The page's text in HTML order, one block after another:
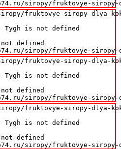
siropy/fruktovye-
fruktovye-siropy-dlya-
Tygh is not defined
defined
siropy/fruktovye-
fruktovye-siropy-dlya-
Tygh is not defined
defined
siropy/fruktovye-
fruktovye-siropy-dlya-
Tygh is not defined
defined
siropy/fruktovye-